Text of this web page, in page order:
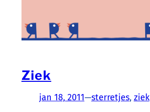
Ziek
jan 18, 2011—sterretjes, ziek